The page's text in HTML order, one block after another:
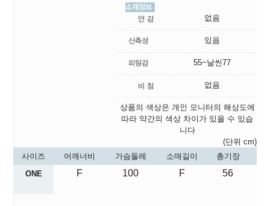
없음
있음
55~날씬77
없음
상품의 색상은 개인 모니터의 해상도에
따라 약간의 색상 차이가 있을 수 있습
니다
(단위 cm)
사이즈
어깨너비 가슴둘레 소매길이
총기장
ONE
F 100 F 56